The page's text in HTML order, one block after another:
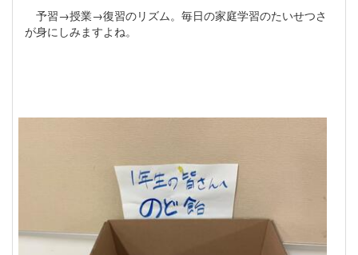
予習→授業→復習のリズム。毎日の家庭学習のたいせつさ
が身にしみますよね。